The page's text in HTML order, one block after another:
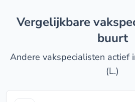
Vergelijkbare vakspecialisten in de
buurt
Andere vakspecialisten actief
(L.)